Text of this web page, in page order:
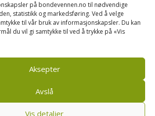
på bondevennen.no til nødvendige
statistikk og markedsføring. Ved å velge
til vår bruk av informasjonskapsler. Du kan
du vil gi samtykke til ved å trykke på «Vis
Aksepter
Avslå
Vis detaljer